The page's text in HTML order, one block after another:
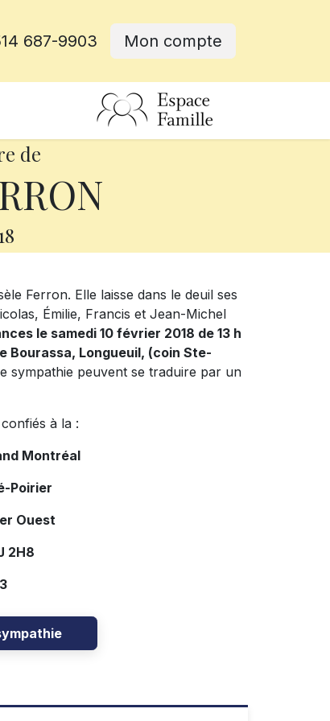
687-9903 Mon compte
de
Ferron. Elle laisse dans le deuil ses
Émilie, Francis et Jean-Michel
le samedi 10 février 2018 de 13 h
Bourassa, Longueuil, (coin Ste-
sympathie peuvent se traduire par un
à la :
Montréal
Poirier
Ouest
2H8